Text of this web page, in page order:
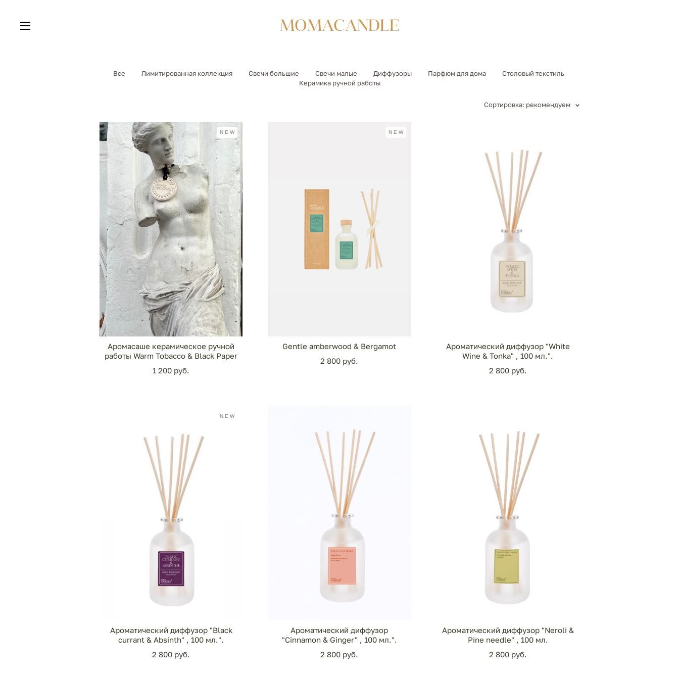
MOMACANDLE
Все Лимитированная коллекция Свечи большие Свечи малые Диффузоры Парфюм для дома
Столовый текстиль
Керамика ручной работы
Сортировка: рекомендуем
NEW
Аромасаше керамическое ручной
работы Warm Tobacco & Black Paper
1 200 pуб.
NEW
Gentle amberwood & Bergamot
2 800 pуб.
Ароматический диффузор "White
Wine & Tonka" , 100 мл.".
2 800 pуб.
NEW
Ароматический диффузор "Black
currant & Absinth" , 100 мл.".
2 800 pуб.
Ароматический диффузор
"Cinnamon & Ginger" , 100 мл.".
2 800 pуб.
Ароматический диффузор "Neroli &
Pine needle" , 100 мл.
2 800 pуб.